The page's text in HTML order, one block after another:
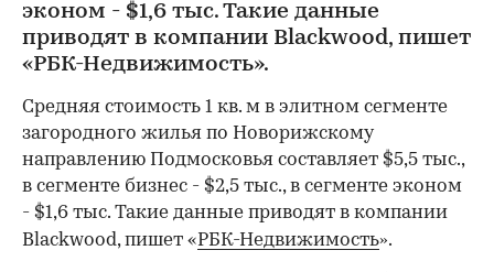
эконом - $1,6 тыс. Такие данные
приводят в компании Blackwood, пишет
«РБК-Недвижимость».
Средняя стоимость 1 кв. м в элитном сегменте
загородного жилья по Новорижскому
направлению Подмосковья составляет $5,5 тыс.,
в сегменте бизнес - $2,5 тыс., в сегменте эконом
- $1,6 тыс. Такие данные приводят в компании
Blackwood, пишет «РБК-Недвижимость».